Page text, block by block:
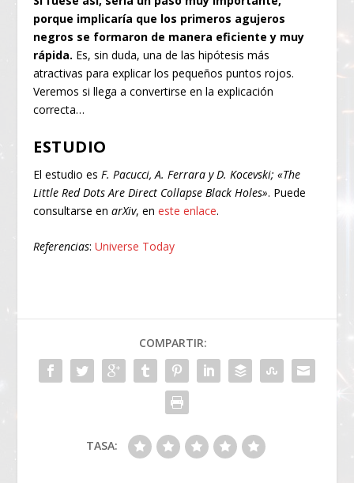
porque implicaría que los primeros agujeros
negros se formaron de manera eficiente y muy
rápida. Es, sin duda, una de las hipótesis más
atractivas para explicar los pequeños puntos rojos.
Veremos si llega a convertirse en la explicación
correcta…
ESTUDIO
El estudio esF. Pacucci, A. Ferrara y D. Kocevski; «The
Little Red Dots Are Direct Collapse Black Holes». Puede
consultarse enarXiv, eneste enlace.
Referencias:Universe Today
COMPARTIR:
TASA: